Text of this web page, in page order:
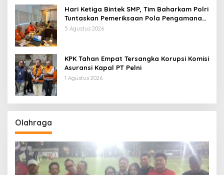
Hari Ketiga Bintek SMP, Tim Baharkam Polri
Tuntaskan Pemeriksaan Pola Pengamanan
Pertamina Patra Niaga Jabar
5 Agustus 2026
KPK Tahan Empat Tersangka Korupsi Komisi
Asuransi Kapal PT Pelni
1 Agustus 2026
Olahraga